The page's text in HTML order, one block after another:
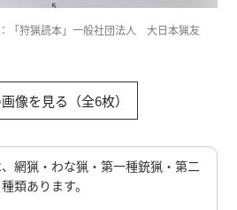
「狩猟読本」一般社団法人 大日本猟友
像を見る（全6枚）
網猟・わな猟・第一種銃猟・第二
類あります。